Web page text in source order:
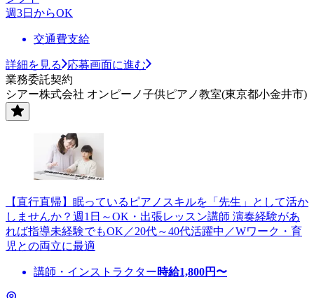
週3日からOK
交通費支給
詳細を見る
応募画面に進む
業務委託契約
シアー株式会社 オンピーノ子供ピアノ教室(東京都小金井市)
【直行直帰】眠っているピアノスキルを「先生」として活か
しませんか？週1日～OK・出張レッスン講師 演奏経験があ
れば指導未経験でもOK／20代～40代活躍中／Wワーク・育
児との両立に最適
講師・インストラクター時給1,800円〜